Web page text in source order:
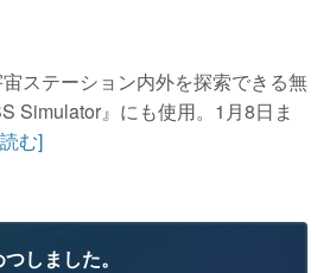
ステーション内外を探索できる無
Simulator』にも使用。1月8日ま
む]
しました。